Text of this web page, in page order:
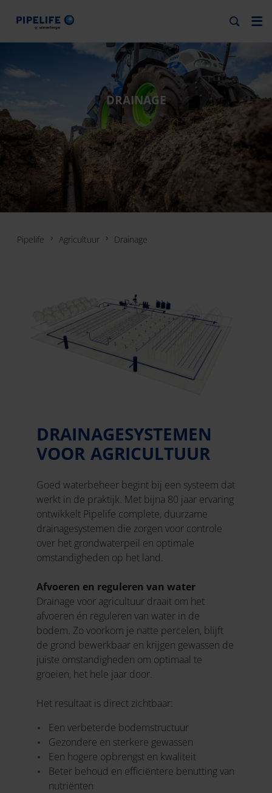
DRAINAGE
Pipelife Agricultuur Drainage
DRAINAGESYSTEMEN
VOOR AGRICULTUUR
Goed waterbeheer begint bij een systeem dat
werkt in de praktijk. Met bijna 80 jaar ervaring
ontwikkelt Pipelife complete, duurzame
drainagesystemen die zorgen voor controle
over het grondwaterpeil en optimale
omstandigheden op het land.
Afvoeren en reguleren van water
Drainage voor agricultuur draait om het
afvoeren én reguleren van water in de
bodem. Zo voorkom je natte percelen, blijft
de grond bewerkbaar en krijgen gewassen de
juiste omstandigheden om optimaal te
groeien, het hele jaar door.
Het resultaat is direct zichtbaar:
Een verbeterde bodemstructuur
Gezondere en sterkere gewassen
Een hogere opbrengst en kwaliteit
Beter behoud en efficiëntere benutting van
nutriënten